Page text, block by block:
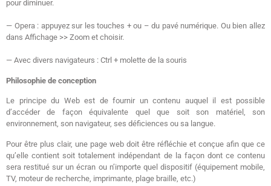
pour diminuer.
— Opera : appuyez sur les touches + ou – du pavé numérique. Ou bien allez
dans Affichage >> Zoom et choisir.
— Avec divers navigateurs : Ctrl + molette de la souris
Philosophie de conception
Le principe du Web est de fournir un contenu auquel il est possible
d’accéder de façon équivalente quel que soit son matériel, son
environnement, son navigateur, ses déficiences ou sa langue.
Pour être plus clair, une page web doit être réfléchie et conçue afin que ce
qu’elle contient soit totalement indépendant de la façon dont ce contenu
sera restitué sur un écran ou n’importe quel dispositif (équipement mobile,
TV, moteur de recherche, imprimante, plage braille, etc.)